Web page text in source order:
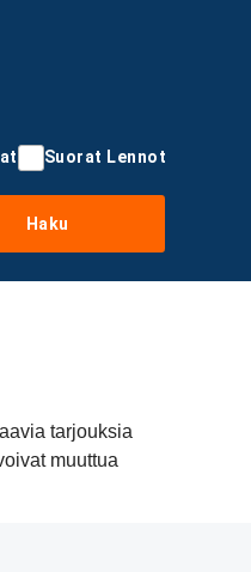
Suorat Lennot
Haku
tarjouksia
muuttua